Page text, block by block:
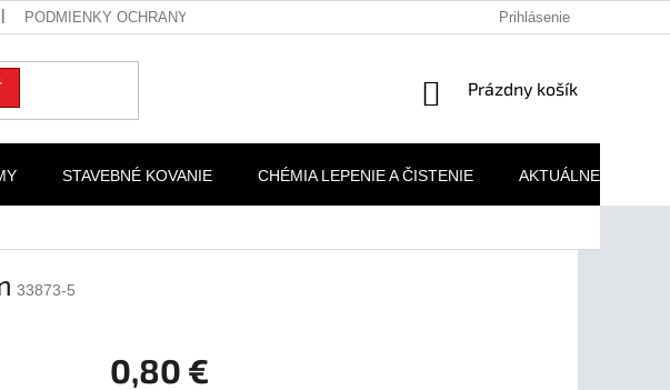
PODMIENKY OCHRANY OSOBNÝCH ÚDAJOV REKLAMAČNÉ PODMIENKY
Prihlásenie
NÁKUPNÝ
Prázdny košík
STAVEBNÉ KOVANIE CHÉMIA LEPENIE A ČISTENIE AKTUÁLNE AKCIE
33873-5
0,80 €